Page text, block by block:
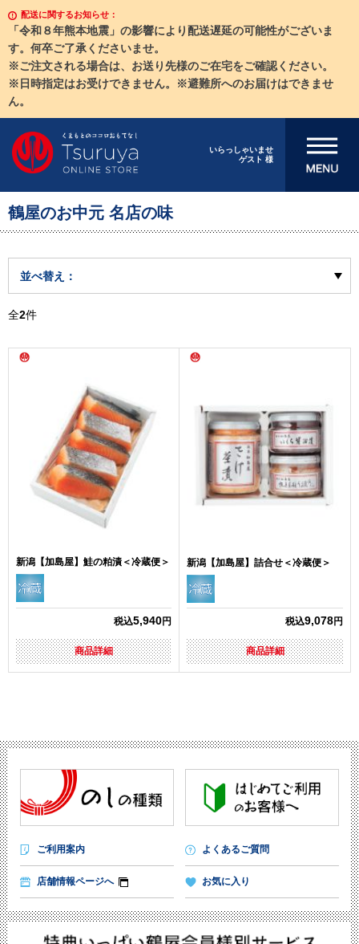
配送に関するお知らせ：
「令和８年熊本地震」の影響により配送遅延の可能性がございま
す。何卒ご了承くださいませ。
※ご注文される場合は、お送り先様のご在宅をご確認ください。
※日時指定はお受けできません。※避難所へのお届けはできませ
ん。
いらっしゃいませ
ゲスト 様
メニューを開
鶴屋のお中元 名店の味
並べ替え：
全2件
新潟【加島屋】鮭の粕漬＜冷蔵便＞
税込5,940円
商品詳細
新潟【加島屋】詰合せ＜冷蔵便＞
税込9,078円
商品詳細
ご利用案内 よくあるご質問
店舗情報ページへ お気に入り